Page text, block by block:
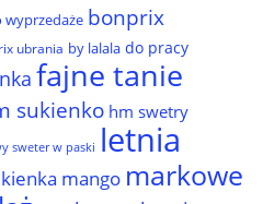
wyprzedaże bonprix
ubrania by lalala do pracy
fajne tanie
sukienko hm swetry
sweter w paski letnia
mango markowe